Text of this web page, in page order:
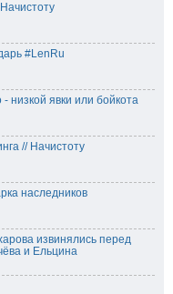
#LenRu
- низкой явки или бойкота
// Начистоту
наследников
извинялись перед
и Ельцина